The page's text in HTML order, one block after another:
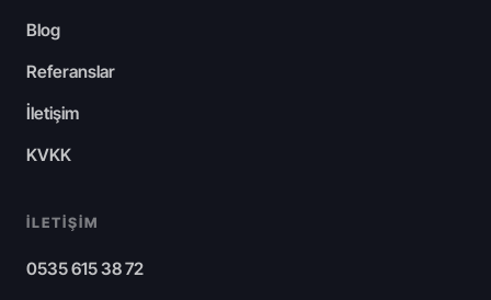
Blog
Referanslar
İletişim
KVKK
İLETIŞIM
0535 615 38 72